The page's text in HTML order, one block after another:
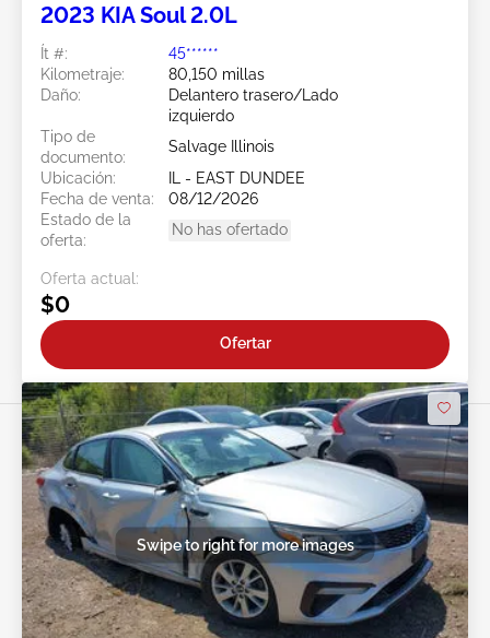
2023 KIA Soul 2.0L
Ít #:
45******
Kilometraje:
80,150 millas
Daño:
Delantero trasero/Lado
izquierdo
Tipo de
documento:
Salvage Illinois
Ubicación:
IL - EAST DUNDEE
Fecha de venta:
08/12/2026
Estado de la
oferta:
No has ofertado
Oferta actual:
$0
Ofertar
Swipe to right for more images